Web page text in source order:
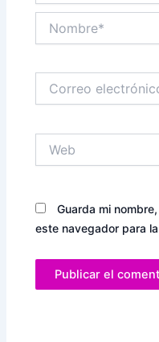
electrónico*
Guarda mi
este navegador para